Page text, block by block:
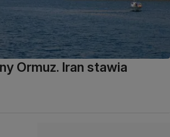
Ormuz. Iran stawia